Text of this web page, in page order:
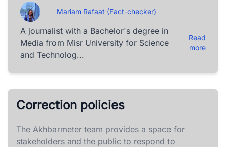
Mariam Rafaat (Fact-checker)
A journalist with a Bachelor's degree in
Media from Misr University for Science
and Technolog...
Read
more
Correction policies
The Akhbarmeter team provides a space for
stakeholders and the public to respond to